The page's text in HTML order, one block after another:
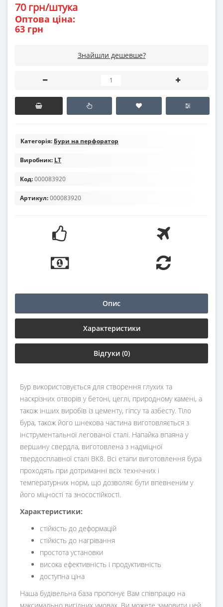
70 грн/штука
Оптова ціна:
63 грн
Знайшли дешевше?
Категорія: Бури на перфоратор
Виробник: LT
Код:000083920
Артикул:000083920
Опис
Характеристики
Відгуки (0)
Бур використовується для створення глухих та
наскрізних отворів у бетоні, цеглі, природному камені, а
також інших виробів із цементу, гіпсу та азбесту. Тіло
бура, також його шнекова частина виготовляється з
інструментальної легованої сталі. Напайка впаяна у
вершину свердла, виготовлена з надміцної
твердосплавної сталі ВК8. Всі етапи виготовлення бура
проходять при дотриманні всіх технічних і
температурних норм, що дозволяє бути впевненим у
його міцності та зносостійкості.
Характеристики:
стійкість до деформацій
стійкість до нагрівання
простота установки
висока ефективність і продуктивність
доступна ціна
Наша будівельна база пропонує Вам співпрацю на